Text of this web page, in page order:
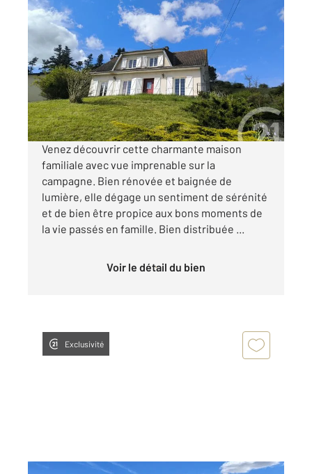
MIGNE AUXANCES 86
141 m2, 5 pièces
Ref : 1953
Maison à vendre
228 975 €
Visiter le site dédié
Venez découvrir cette charmante maison
familiale avec vue imprenable sur la
campagne. Bien rénovée et baignée de
lumière, elle dégage un sentiment de sérénité
et de bien être propice aux bons moments de
la vie passés en famille. Bien distribuée ...
Voir le détail du bien
Exclusivité